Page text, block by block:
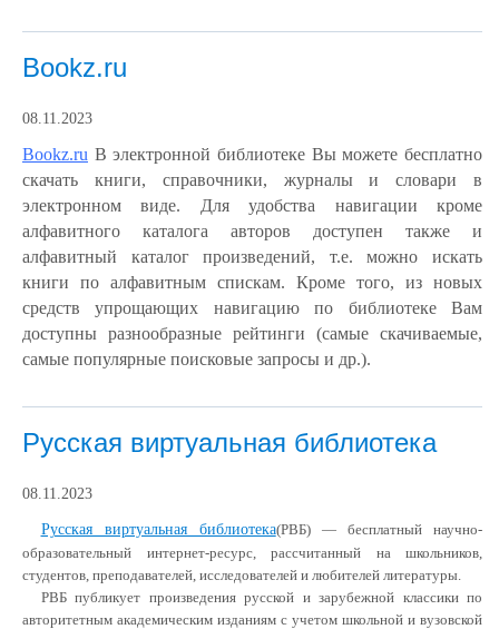
Bookz.ru
08.11.2023
Bookz.ru В электронной библиотеке Вы можете бесплатно
скачать книги, справочники, журналы и словари в
электронном виде. Для удобства навигации кроме
алфавитного каталога авторов доступен также и
алфавитный каталог произведений, т.е. можно искать
книги по алфавитным спискам. Кроме того, из новых
средств упрощающих навигацию по библиотеке Вам
доступны разнообразные рейтинги (самые скачиваемые,
самые популярные поисковые запросы и др.).
Русская виртуальная библиотека
08.11.2023
Русская виртуальная библиотека(РВБ) — бесплатный научно-
образовательный интернет-ресурс, рассчитанный на школьников,
студентов, преподавателей, исследователей и любителей литературы.
РВБ публикует произведения русской и зарубежной классики по
авторитетным академическим изданиям с учетом школьной и вузовской